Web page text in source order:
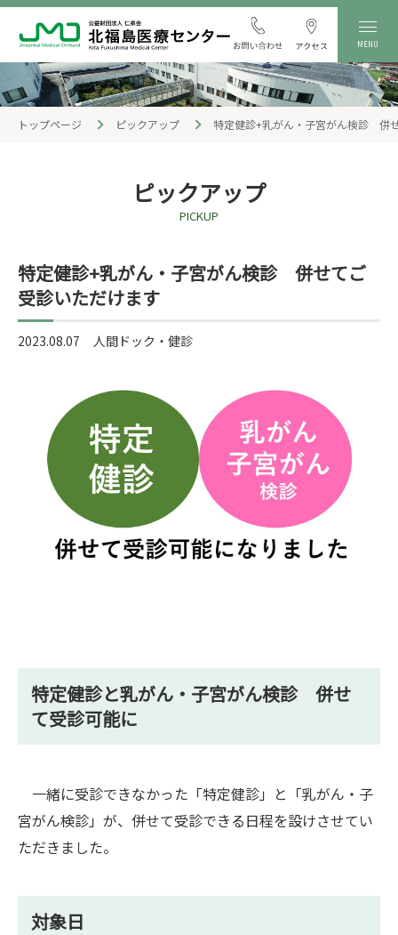
MENU
トップページ ピックアップ 特定健診+乳がん・子宮がん検診 併
ピックアップ
PICKUP
特定健診+乳がん・子宮がん検診 併せてご
受診いただけます
2023.08.07 人間ドック・健診
特定健診と乳がん・子宮がん検診 併せ
て受診可能に
一緒に受診できなかった「特定健診」と「乳がん・子
宮がん検診」が、併せて受診できる日程を設けさせてい
ただきました。
対象日